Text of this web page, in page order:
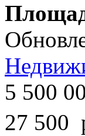
5 500
27 500